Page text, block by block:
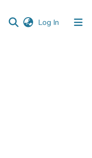
Log In (current)